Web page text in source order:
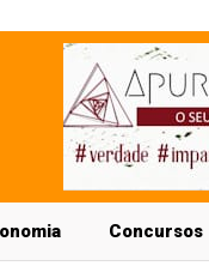
Concursos